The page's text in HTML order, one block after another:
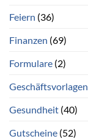
Feiern (36)
Finanzen (69)
Formulare (2)
Geschäftsvorlagen
Gesundheit (40)
Gutscheine (52)